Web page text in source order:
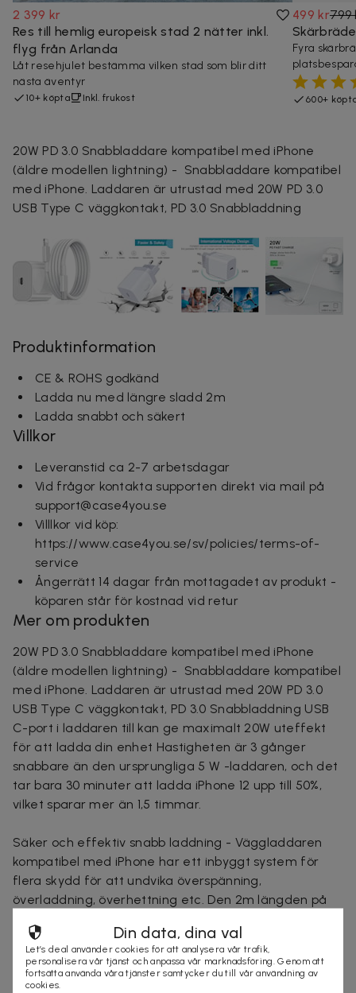
2 399 kr
Res till hemlig europeisk stad 2 nätter inkl.
flyg från Arlanda
Låt resehjulet bestämma vilken stad som blir ditt
nästa äventyr
10+ köpta Inkl. frukost
499 kr799
Fyra
600+
20W PD 3.0 Snabbladdare kompatibel med iPhone
(äldre modellen lightning) - Snabbladdare kompatibel
med iPhone. Laddaren är utrustad med 20W PD 3.0
USB Type C väggkontakt, PD 3.0 Snabbladdning
Produktinformation
CE & ROHS godkänd
Ladda nu med längre sladd 2m
Ladda snabbt och säkert
Villkor
Leveranstid ca 2-7 arbetsdagar
Vid frågor kontakta supporten direkt via mail på
support@case4you.se
Villlkor vid köp:
https://www.case4you.se/sv/policies/terms-of-
service
Ångerrätt 14 dagar från mottagadet av produkt -
köparen står för kostnad vid retur
Mer om produkten
20W PD 3.0 Snabbladdare kompatibel med iPhone
(äldre modellen lightning) - Snabbladdare kompatibel
med iPhone. Laddaren är utrustad med 20W PD 3.0
USB Type C väggkontakt, PD 3.0 Snabbladdning USB
C-port i laddaren till kan ge maximalt 20W uteffekt
för att ladda din enhet Hastigheten är 3 gånger
snabbare än den ursprungliga 5 W -laddaren, och det
tar bara 30 minuter att ladda iPhone 12 upp till 50%,
vilket sparar mer än 1,5 timmar.
Säker och effektiv snabb laddning - Väggladdaren
kompatibel med iPhone har ett inbyggt system för
flera skydd för att undvika överspänning,
överladdning, överhettning etc. Den 2m längden på
synkronisering hemma/på kontoret/i sängen,
hotellrummet och andra resestäder.
Din data, dina val
Let’s deal använder cookies för att analysera vår trafik,
personalisera vår tjänst och anpassa vår marknadsföring. Genom att
fortsätta använda våra tjänster samtycker du till vår användning av
cookies.